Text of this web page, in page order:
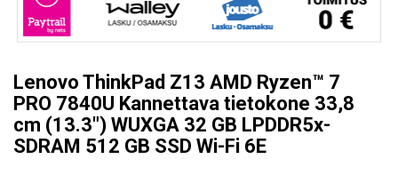
Lenovo ThinkPad Z13 AMD Ryzen™ 7
PRO 7840U Kannettava tietokone 33,8
cm (13.3") WUXGA 32 GB LPDDR5x-
SDRAM 512 GB SSD Wi-Fi 6E